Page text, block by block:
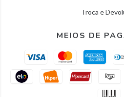
Troca e
MEIOS DE